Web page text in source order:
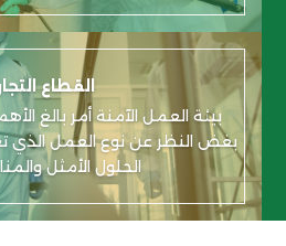
القطاع
بيئة العمل الآمنة أمر بالغ
بغض النظر عن نوع العمل الذي
الحلول الأمثل